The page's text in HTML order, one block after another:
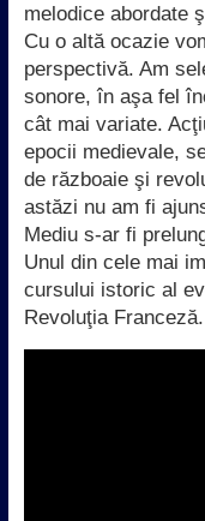
melodice abordate
Cu o altă ocazie
perspectivă. Am
sonore, în aşa fel
cât mai variate.
epocii medievale,
de războaie şi
astăzi nu am fi
Mediu s-ar fi
Unul din cele mai
cursului istoric al
Revoluţia Franceză.